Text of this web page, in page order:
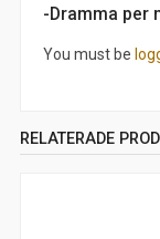
-Dramma per
You must be
RELATERADE